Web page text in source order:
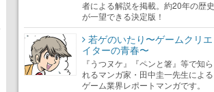
者による解説を掲載。約20年の歴史
が一望できる決定版！
若ゲのいたり〜ゲームクリエ
イターの青春〜
『うつヌケ』『ペンと箸』等で知ら
れるマンガ家・田中圭一先生による
ゲーム業界レポートマンガです。